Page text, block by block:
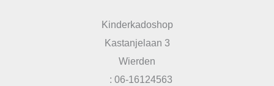
Kinderkadoshop
Kastanjelaan 3
Wierden
: 06-16124563